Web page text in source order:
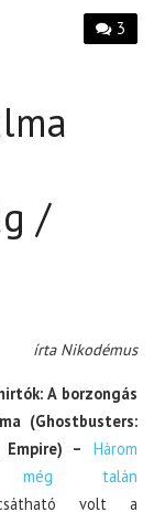
3
/
írta Nikodémus
A borzongás
(Ghostbusters:
Empire) –
Három
még talán
volt a